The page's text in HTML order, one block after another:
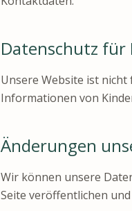
Datenschutz für
Unsere Website ist
Informationen von
Änderungen
Wir können unsere
Seite veröffentlichen